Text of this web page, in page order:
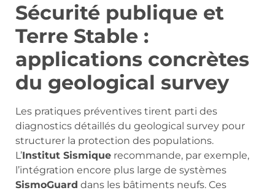
Sécurité publique et
Terre Stable :
applications concrètes
du geological survey
Les pratiques préventives tirent parti des
diagnostics détaillés du geological survey pour
structurer la protection des populations.
L’Institut Sismique recommande, par exemple,
l’intégration encore plus large de systèmes
SismoGuard dans les bâtiments neufs. Ces